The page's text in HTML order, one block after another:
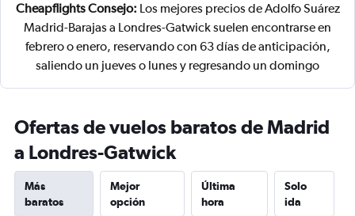
Cheapflights Consejo: Los mejores precios de Adolfo Suárez
Madrid-Barajas a Londres-Gatwick suelen encontrarse en
febrero o enero, reservando con 63 días de anticipación,
saliendo un jueves o lunes y regresando un domingo
Ofertas de vuelos baratos de Madrid
a Londres-Gatwick
Más
baratos
Mejor
opción
Última
hora
Solo
ida